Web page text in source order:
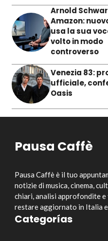
Arnold
Amazon:
usa la sua
volto in modo
controverso
Venezia 83:
ufficiale,
Oasis
Pausa Caffè
Pausa Caffè è il tuo
notizie di musica, cinema,
chiari, analisi approfondite
restare aggiornato in Italia e
Categorías